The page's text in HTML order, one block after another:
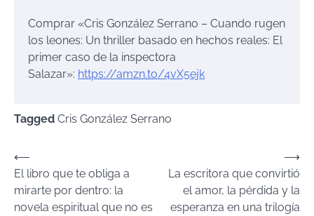
Comprar «Cris González Serrano – Cuando rugen
los leones: Un thriller basado en hechos reales: El
primer caso de la inspectora
Salazar»: https://amzn.to/4vX5ejk
Tagged Cris González Serrano
Navegación
de
entradas
⟵
El libro que te obliga a
mirarte por dentro: la
novela espiritual que no es
La escritora que convirtió
el amor, la pérdida y la
esperanza en una trilogía
⟶